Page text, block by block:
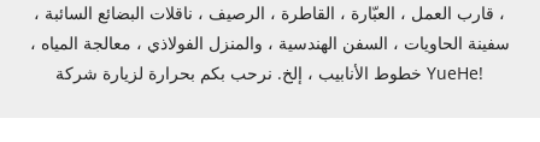
، قارب العمل ، العبّارة ، القاطرة ، الرصيف ، ناقلات البضائع السائبة ،
سفينة الحاويات ، السفن الهندسية ، والمنزل الفولاذي ، معالجة المياه ،
خطوط الأنابيب ، إلخ. نرحب بكم بحرارة لزيارة شركة YueHe!